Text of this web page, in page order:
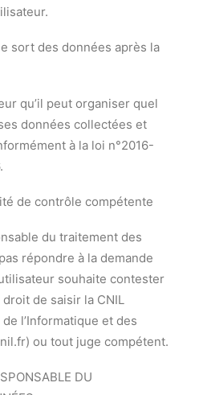
sort des données après la
qu’il peut organiser quel
données collectées et
à la loi n°2016-
de contrôle compétente
du traitement des
répondre à la demande
souhaite contester
de saisir la CNIL
l’Informatique et des
ou tout juge compétent.
DU